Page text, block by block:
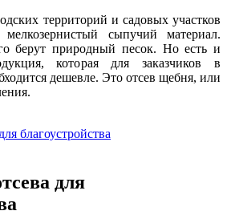
территорий и садовых участков
сыпучий материал.
берут природный песок. Но есть и
которая для заказчиков в
дешевле. Это отсев щебня, или
благоустройства
для